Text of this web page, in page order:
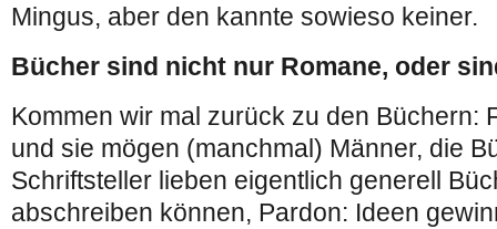
Mingus, aber den kannte sowieso keiner.
Bücher sind nicht nur Romane, oder
Kommen wir mal zurück zu den Büchern:
und sie mögen (manchmal) Männer, die
Schriftsteller lieben eigentlich generell
abschreiben können, Pardon: Ideen